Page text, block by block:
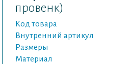
провенк)
Код товара
Внутренний артикул
Размеры
Материал